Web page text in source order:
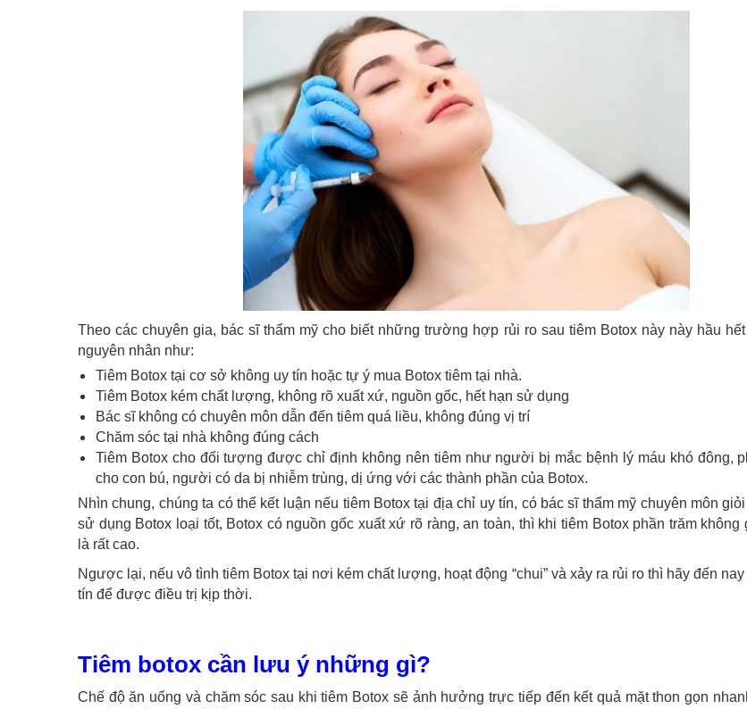
Theo các chuyên gia, bác sĩ thẩm mỹ cho biết những trường hợp rủi ro sau tiêm Botox này này hầu
nguyên nhân như:
Tiêm Botox tại cơ sở không uy tín hoặc tự ý mua Botox tiêm tại nhà.
Tiêm Botox kém chất lượng, không rõ xuất xứ, nguồn gốc, hết hạn sử dụng
Bác sĩ không có chuyên môn dẫn đến tiêm quá liều, không đúng vị trí
Chăm sóc tại nhà không đúng cách
Tiêm Botox cho đối tượng được chỉ định không nên tiêm như người bị mắc bệnh lý máu khó đông,
cho con bú, người có da bị nhiễm trùng, dị ứng với các thành phần của Botox.
Nhìn chung, chúng ta có thể kết luận nếu tiêm Botox tại địa chỉ uy tín, có bác sĩ thẩm mỹ chuyên môn
sử dụng Botox loại tốt, Botox có nguồn gốc xuất xứ rõ ràng, an toàn, thì khi tiêm Botox phần trăm không
là rất cao.
Ngược lại, nếu vô tình tiêm Botox tại nơi kém chất lượng, hoạt động “chui” và xảy ra rủi ro thì hãy đến
tín để được điều trị kịp thời.
Tiêm botox cần lưu ý những gì?
Chế độ ăn uống và chăm sóc sau khi tiêm Botox sẽ ảnh hưởng trực tiếp đến kết quả mặt thon gọn